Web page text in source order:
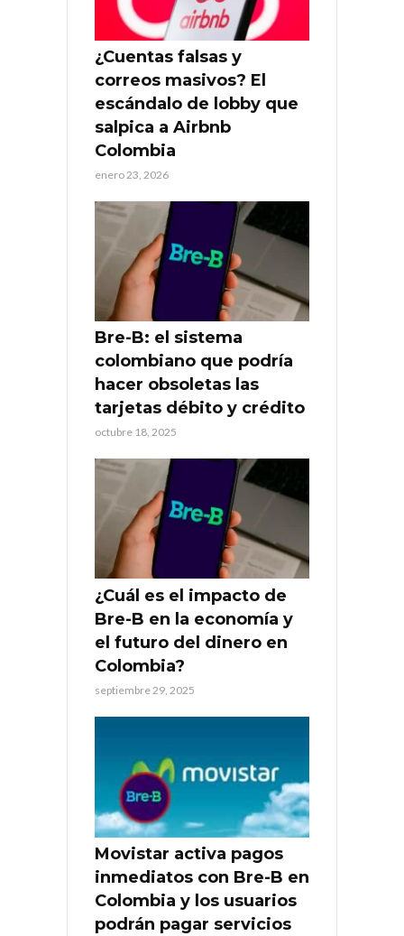
¿Cuentas falsas y
correos masivos? El
escándalo de lobby que
salpica a Airbnb
Colombia
enero 23, 2026
Bre-B: el sistema
colombiano que podría
hacer obsoletas las
tarjetas débito y crédito
octubre 18, 2025
¿Cuál es el impacto de
Bre-B en la economía y
el futuro del dinero en
Colombia?
septiembre 29, 2025
Movistar activa pagos
inmediatos con Bre-B en
Colombia y los usuarios
podrán pagar servicios